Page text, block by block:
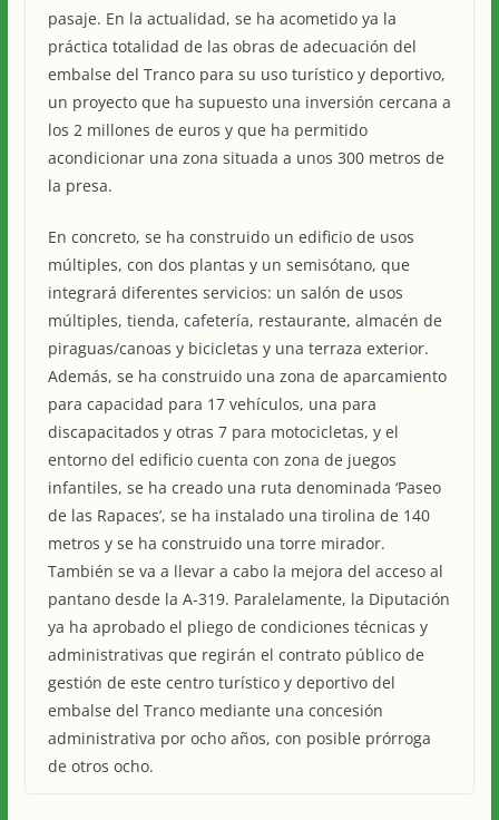
pasaje. En la actualidad, se ha acometido ya la
práctica totalidad de las obras de adecuación del
embalse del Tranco para su uso turístico y deportivo,
un proyecto que ha supuesto una inversión cercana a
los 2 millones de euros y que ha permitido
acondicionar una zona situada a unos 300 metros de
la presa.
En concreto, se ha construido un edificio de usos
múltiples, con dos plantas y un semisótano, que
integrará diferentes servicios: un salón de usos
múltiples, tienda, cafetería, restaurante, almacén de
piraguas/canoas y bicicletas y una terraza exterior.
Además, se ha construido una zona de aparcamiento
para capacidad para 17 vehículos, una para
discapacitados y otras 7 para motocicletas, y el
entorno del edificio cuenta con zona de juegos
infantiles, se ha creado una ruta denominada ‘Paseo
de las Rapaces’, se ha instalado una tirolina de 140
metros y se ha construido una torre mirador.
También se va a llevar a cabo la mejora del acceso al
pantano desde la A-319. Paralelamente, la Diputación
ya ha aprobado el pliego de condiciones técnicas y
administrativas que regirán el contrato público de
gestión de este centro turístico y deportivo del
embalse del Tranco mediante una concesión
administrativa por ocho años, con posible prórroga
de otros ocho.